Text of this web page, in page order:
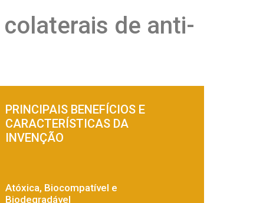
de anti-
PRINCIPAIS BENEFÍCIOS E
CARACTERÍSTICAS DA
INVENÇÃO
Atóxica, Biocompatível e
Biodegradável